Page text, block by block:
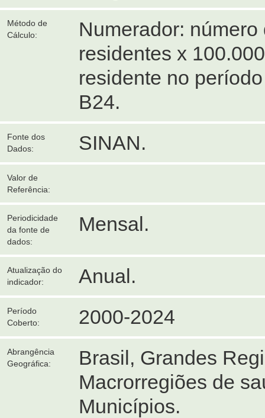
Método de
Cálculo:
Numerador:
residentes x
residente no
B24.
Fonte dos
Dados:
SINAN.
Valor de
Referência:
Periodicidade
da fonte de
dados:
Mensal.
Atualização do
indicador:
Anual.
Período
Coberto:
2000-2024
Abrangência
Geográfica:
Brasil, Grandes
Macrorregiões de
Municípios.